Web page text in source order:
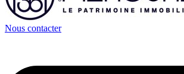
Nous contacter